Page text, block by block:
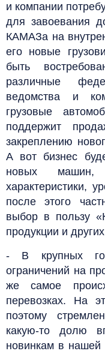
и компании
для завоевания
КАМАЗа на
его новые
быть
различные
ведомства и
грузовые
поддержит
закреплению
А вот бизнес
новых машин,
характеристики,
после этого
выбор в пользу
продукции и
- В крупных
ограничений на
же самое
перевозках. На
поэтому
какую-то долю
новинкам в нашей